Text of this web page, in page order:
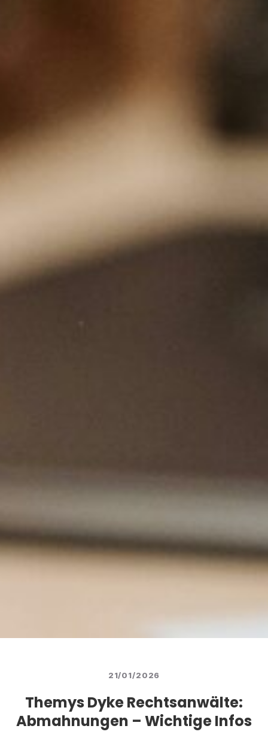
21/01/2026
Themys Dyke Rechtsanwälte:
Abmahnungen – Wichtige Infos